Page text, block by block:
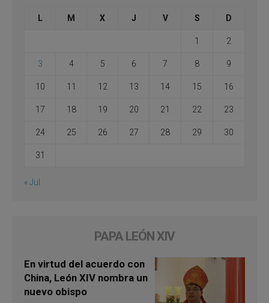
L M X J V S D
1 2
3 4 5 6 7 8 9
10 11 12 13 14 15 16
17 18 19 20 21 22 23
24 25 26 27 28 29 30
31
« Jul
PAPA LEÓN XIV
En virtud del acuerdo con
China, León XIV nombra un
nuevo obispo